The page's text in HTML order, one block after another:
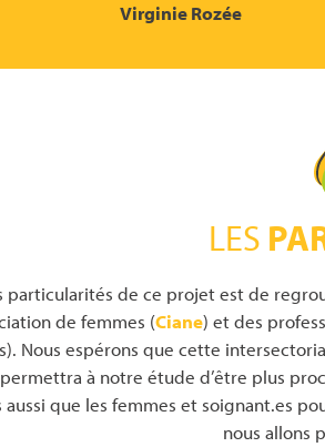
Virginie Rozée
LES
particularités de ce projet est de
de femmes (Ciane) et des
Nous espérons que cette
à notre étude d’être plus
aussi que les femmes et soignant.es
nous allons